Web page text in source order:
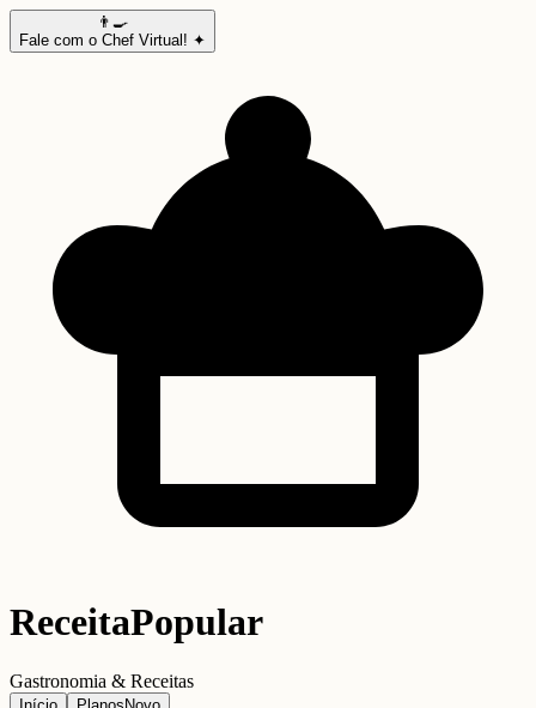
👨‍🍳
Fale com o Chef Virtual! ✦
ReceitaPopular
Gastronomia & Receitas